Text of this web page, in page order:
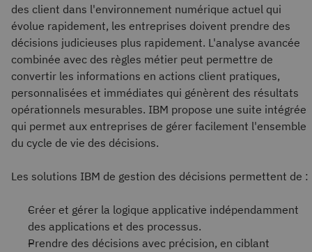
des client dans l'environnement numérique actuel qui
évolue rapidement, les entreprises doivent prendre des
décisions judicieuses plus rapidement. L'analyse avancée
combinée avec des règles métier peut permettre de
convertir les informations en actions client pratiques,
personnalisées et immédiates qui génèrent des résultats
opérationnels mesurables. IBM propose une suite intégrée
qui permet aux entreprises de gérer facilement l'ensemble
du cycle de vie des décisions.
Les solutions IBM de gestion des décisions permettent de :
Créer et gérer la logique applicative indépendamment
des applications et des processus.
Prendre des décisions avec précision, en ciblant